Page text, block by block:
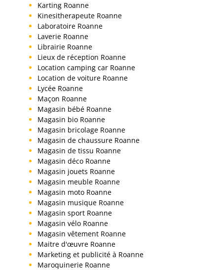
Karting Roanne
Kinesitherapeute Roanne
Laboratoire Roanne
Laverie Roanne
Librairie Roanne
Lieux de réception Roanne
Location camping car Roanne
Location de voiture Roanne
Lycée Roanne
Maçon Roanne
Magasin bébé Roanne
Magasin bio Roanne
Magasin bricolage Roanne
Magasin de chaussure Roanne
Magasin de tissu Roanne
Magasin déco Roanne
Magasin jouets Roanne
Magasin meuble Roanne
Magasin moto Roanne
Magasin musique Roanne
Magasin sport Roanne
Magasin vélo Roanne
Magasin vêtement Roanne
Maitre d'œuvre Roanne
Marketing et publicité à Roanne
Maroquinerie Roanne